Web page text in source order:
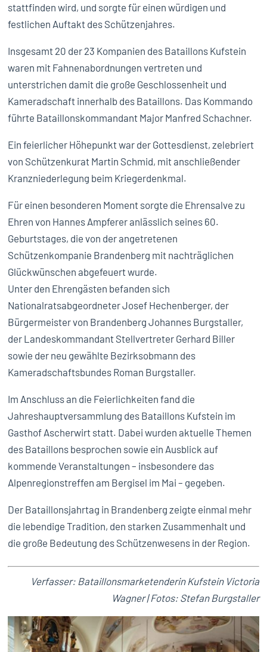
stattfinden wird, und sorgte für einen würdigen und
festlichen Auftakt des Schützenjahres.
Insgesamt 20 der 23 Kompanien des Bataillons Kufstein
waren mit Fahnenabordnungen vertreten und
unterstrichen damit die große Geschlossenheit und
Kameradschaft innerhalb des Bataillons. Das Kommando
führte Bataillonskommandant Major Manfred Schachner.
Ein feierlicher Höhepunkt war der Gottesdienst, zelebriert
von Schützenkurat Martin Schmid, mit anschließender
Kranzniederlegung beim Kriegerdenkmal.
Für einen besonderen Moment sorgte die Ehrensalve zu
Ehren von Hannes Ampferer anlässlich seines 60.
Geburtstages, die von der angetretenen
Schützenkompanie Brandenberg mit nachträglichen
Glückwünschen abgefeuert wurde.
Unter den Ehrengästen befanden sich
Nationalratsabgeordneter Josef Hechenberger, der
Bürgermeister von Brandenberg Johannes Burgstaller,
der Landeskommandant Stellvertreter Gerhard Biller
sowie der neu gewählte Bezirksobmann des
Kameradschaftsbundes Roman Burgstaller.
Im Anschluss an die Feierlichkeiten fand die
Jahreshauptversammlung des Bataillons Kufstein im
Gasthof Ascherwirt statt. Dabei wurden aktuelle Themen
des Bataillons besprochen sowie ein Ausblick auf
kommende Veranstaltungen – insbesondere das
Alpenregionstreffen am Bergisel im Mai – gegeben.
Der Bataillonsjahrtag in Brandenberg zeigte einmal mehr
die lebendige Tradition, den starken Zusammenhalt und
die große Bedeutung des Schützenwesens in der Region.
Verfasser: Bataillonsmarketenderin Kufstein Victoria
Wagner | Fotos: Stefan Burgstaller